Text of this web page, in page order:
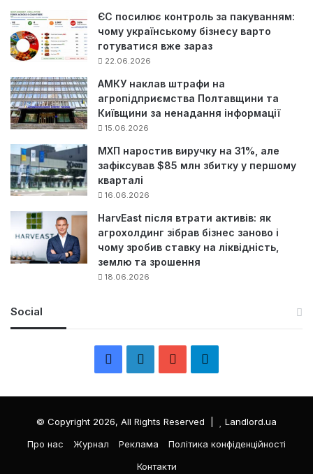
ЄС посилює контроль за пакуванням:
чому українському бізнесу варто
готуватися вже зараз
22.06.2026
АМКУ наклав штрафи на
агропідприємства Полтавщини та
Київщини за ненадання інформації
15.06.2026
МХП наростив виручку на 31%, але
зафіксував $85 млн збитку у першому
кварталі
16.06.2026
HarvEast після втрати активів: як
агрохолдинг зібрав бізнес заново і
чому зробив ставку на ліквідність,
землю та зрошення
18.06.2026
Social
c
e
n
k
T
л
е
© Copyright 2026, All Rights Reserved |
Landlord.ua
Про нас
Журнал Реклама
Політика конфіденційності
Контакти